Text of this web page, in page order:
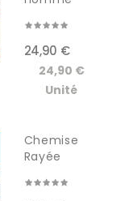
24,90 €
24,90 €
Unité
Chemise
Rayée